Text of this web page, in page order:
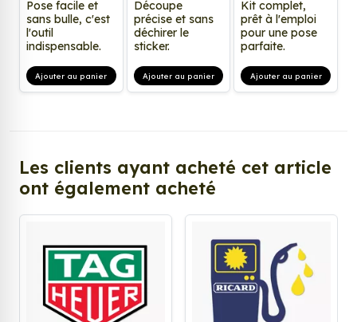
Pose facile et
sans bulle, c'est
l'outil
indispensable.
Ajouter au panier
Découpe
précise et sans
déchirer le
sticker.
Ajouter au panier
Kit complet,
prêt à l'emploi
pour une pose
parfaite.
Ajouter au panier
Les clients ayant acheté cet article
ont également acheté